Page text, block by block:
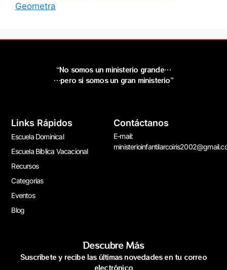
Geometra
“No somos un ministerio grande…
…pero si somos un gran ministerio”
Links Rápidos
Escuela Dominical
Escuela Bíblica Vacacional
Recursos
Categorías
Eventos
Blog
Contáctanos
E-mail:
Descubre Más
Suscríbete y recibe las últimas novedades en tu correo
electrónico